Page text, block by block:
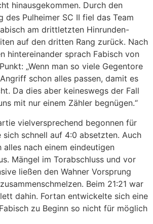
hinausgekommen. Durch den
des Pulheimer SC II fiel das Team
am drittletzten Hinrunden-
auf den dritten Rang zurück. Nach
hintereinander sprach Fabisch von
„Wenn man so viele Gegentore
schon alles passen, damit es
Da dies aber keineswegs der Fall
mit nur einem Zähler begnügen.“
vielversprechend begonnen für
sich schnell auf 4:0 absetzten. Auch
alles nach einem eindeutigen
Mängel im Torabschluss und vor
ließen den Wahner Vorsprung
Beim 21:21 war
dahin. Fortan entwickelte sich eine
zu Beginn so nicht für möglich